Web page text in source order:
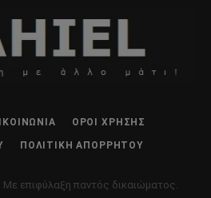
ΌΡΟΙ ΧΡΉΣΗΣ
ΠΟΛΙΤΙΚΉ ΑΠΟΡΡΉΤΟΥ
. Με επιφύλαξη παντός δικαιώματος.